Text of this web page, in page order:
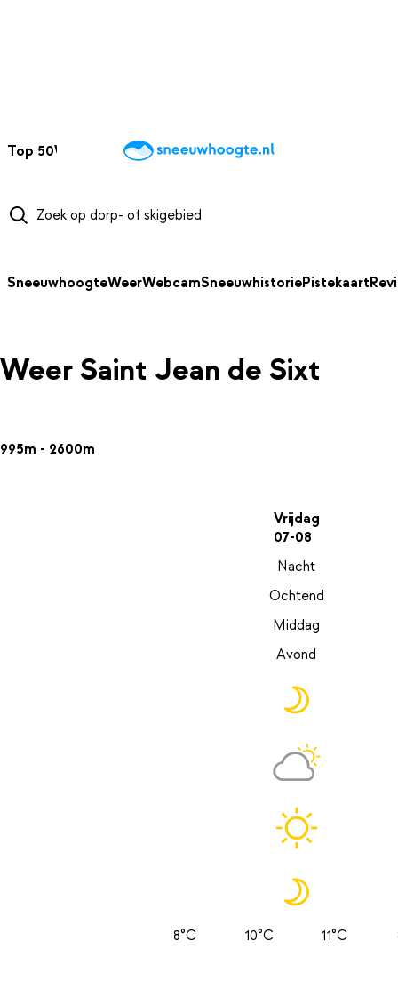
Top 50Webcams WintersportweerKaarten
SneeuwhoogteWeerWebcamSneeuwhistoriePistekaart
Weer Saint Jean de Sixt
995m - 2600m
Vrijdag
07-08
Nacht
Ochtend
Middag
Avond
8°C 10°C 11°C